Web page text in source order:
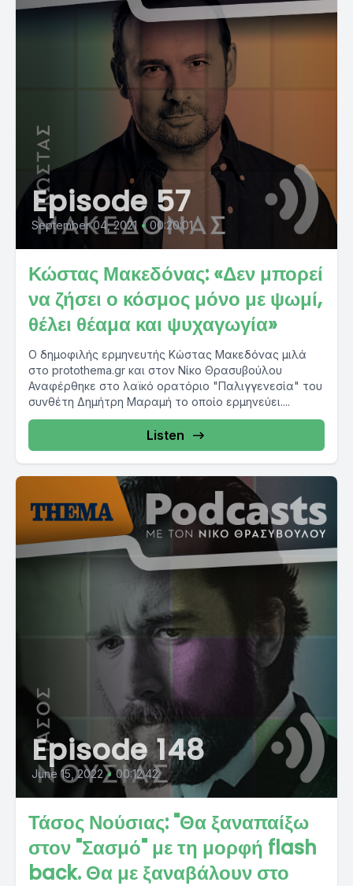
Episode 57
September 04, 2021 • 00:20:01
Κώστας Μακεδόνας: «Δεν μπορεί
να ζήσει ο κόσμος μόνο με ψωμί,
θέλει θέαμα και ψυχαγωγία»
Ο δημοφιλής ερμηνευτής Κώστας Μακεδόνας μιλά
στο protothema.gr και στον Νίκο Θρασυβούλου
Αναφέρθηκε στο λαϊκό ορατόριο "Παλιγγενεσία" του
συνθέτη Δημήτρη Μαραμή το οποίο ερμηνεύει....
Listen
Episode 148
June 15, 2022 • 00:12:42
Τάσος Νούσιας: "Θα ξαναπαίξω
στον "Σασμό" με τη μορφή flash
back. Θα με ξαναβάλουν στο